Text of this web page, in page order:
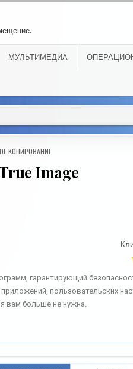
МУЛЬТИМЕДИА
КОПИРОВАНИЕ
Image
гарантирующий
пользовательских
вам больше не нужна.